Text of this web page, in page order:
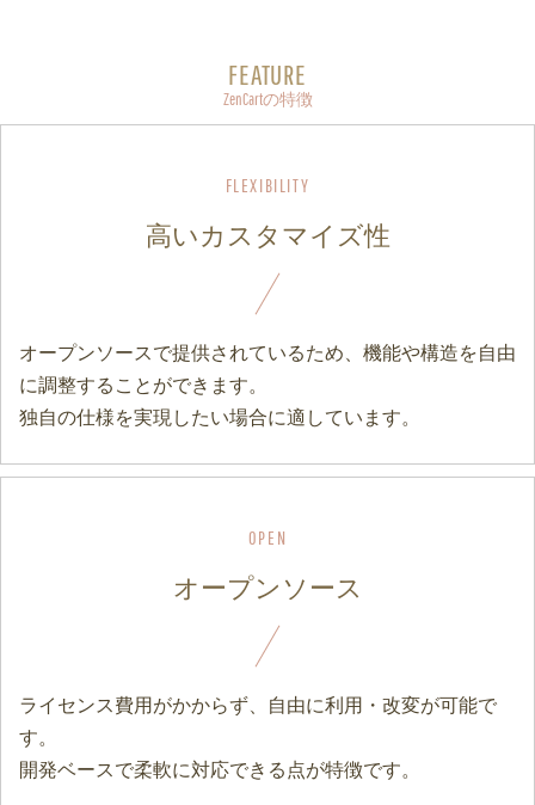
FEATURE
ZenCartの特徴
高いカスタマイズ性
オープンソースで提供されているため、機能や構造を自由
に調整することができます。
独自の仕様を実現したい場合に適しています。
オープンソース
ライセンス費用がかからず、自由に利用・改変が可能で
す。
開発ベースで柔軟に対応できる点が特徴です。